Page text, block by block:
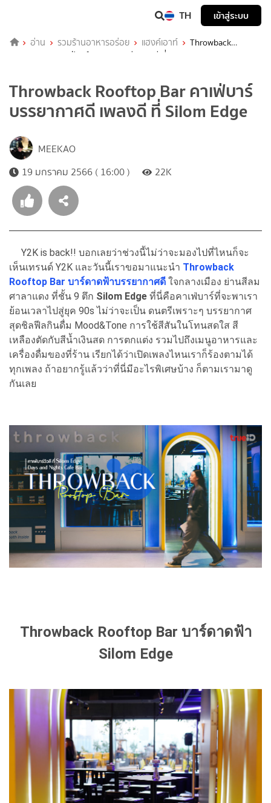
TH เข้าสู่ระบบ
อ่าน รวมร้านอาหารอร่อย แฮงค์เอาท์
Throwback
Rooftop Bar คาเฟ่บาร์บรรยากาศดี เพลงดี ที่ Silom Edge
Throwback Rooftop Bar คาเฟ่บาร์
บรรยากาศดี เพลงดี ที่ Silom Edge
MEEKAO
19 มกราคม 2566 ( 16:00 )
22K
Y2K is back!! บอกเลยว่าช่วงนี้ไม่ว่าจะมองไปที่ไหนก็จะ
เห็นเทรนด์ Y2K และวันนี้เราขอมาแนะนำ Throwback
Rooftop Bar บาร์ดาดฟ้าบรรยากาศดี ใจกลางเมือง ย่านสีลม
ศาลาแดง ที่ชั้น 9 ตึก Silom Edge ที่นี่คือคาเฟ่บาร์ที่จะพาเรา
ย้อนเวลาไปสู่ยุค 90s ไม่ว่าจะเป็น ดนตรีเพราะๆ บรรยากาศ
สุดชิลฟีลกินดื่ม Mood&Tone การใช้สีสันในโทนสดใส สี
เหลืองตัดกับสีน้ำเงินสด การตกแต่ง รวมไปถึงเมนูอาหารและ
เครื่องดื่มของที่ร้าน เรียกได้ว่าเปิดเพลงไหนเราก็ร้องตามได้
ทุกเพลง ถ้าอยากรู้แล้วว่าที่นี่มีอะไรพิเศษบ้าง ก็ตามเรามาดู
กันเลย
Throwback Rooftop Bar บาร์ดาดฟ้า
Silom Edge